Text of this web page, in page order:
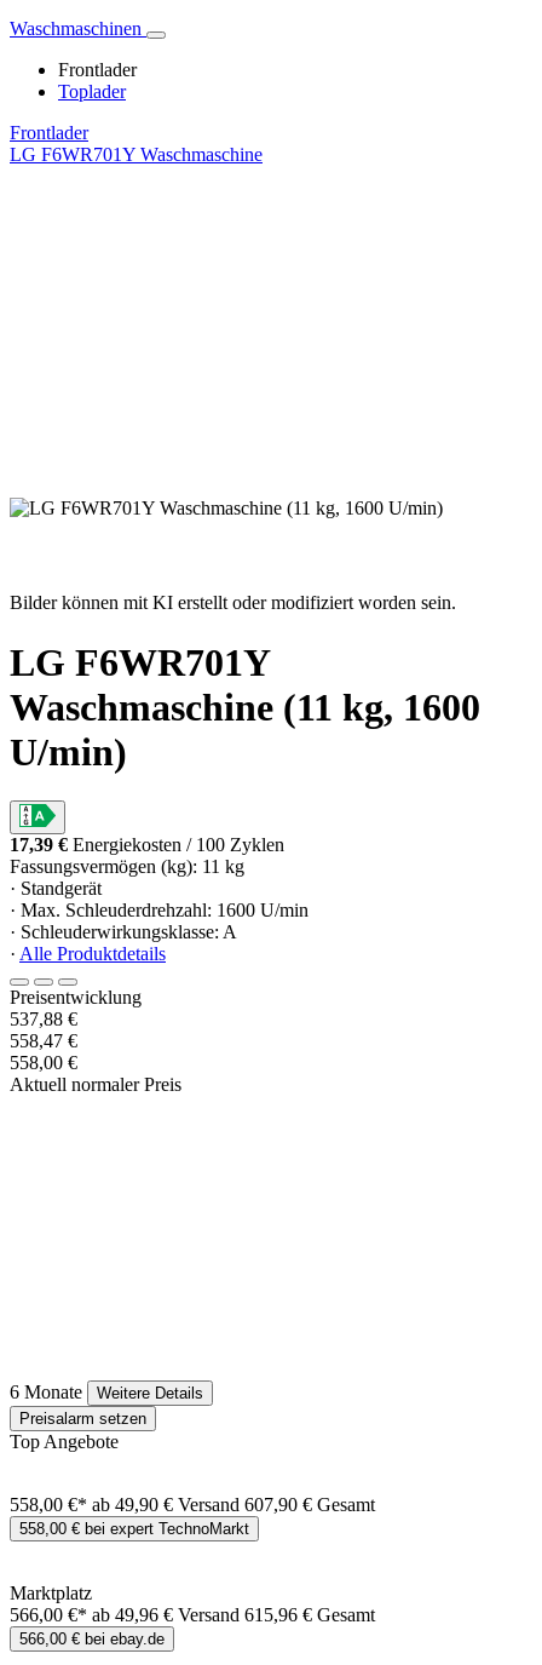
Waschmaschinen
Frontlader
Toplader
Frontlader
LG F6WR701Y Waschmaschine
Bilder können mit KI erstellt oder modifiziert worden sein.
LG F6WR701Y
Waschmaschine (11 kg, 1600
U/min)
17,39 € Energiekosten / 100 Zyklen
Fassungsvermögen (kg): 11 kg
· Standgerät
· Max. Schleuderdrehzahl: 1600 U/min
· Schleuderwirkungsklasse: A
· Alle Produktdetails
Preisentwicklung
537,88 €
558,47 €
558,00 €
Aktuell normaler Preis
6 Monate
Weitere Details
Preisalarm setzen
Top Angebote
558,00 €* ab 49,90 € Versand 607,90 € Gesamt
558,00 € bei expert TechnoMarkt
Marktplatz
566,00 €* ab 49,96 € Versand 615,96 € Gesamt
566,00 € bei ebay.de